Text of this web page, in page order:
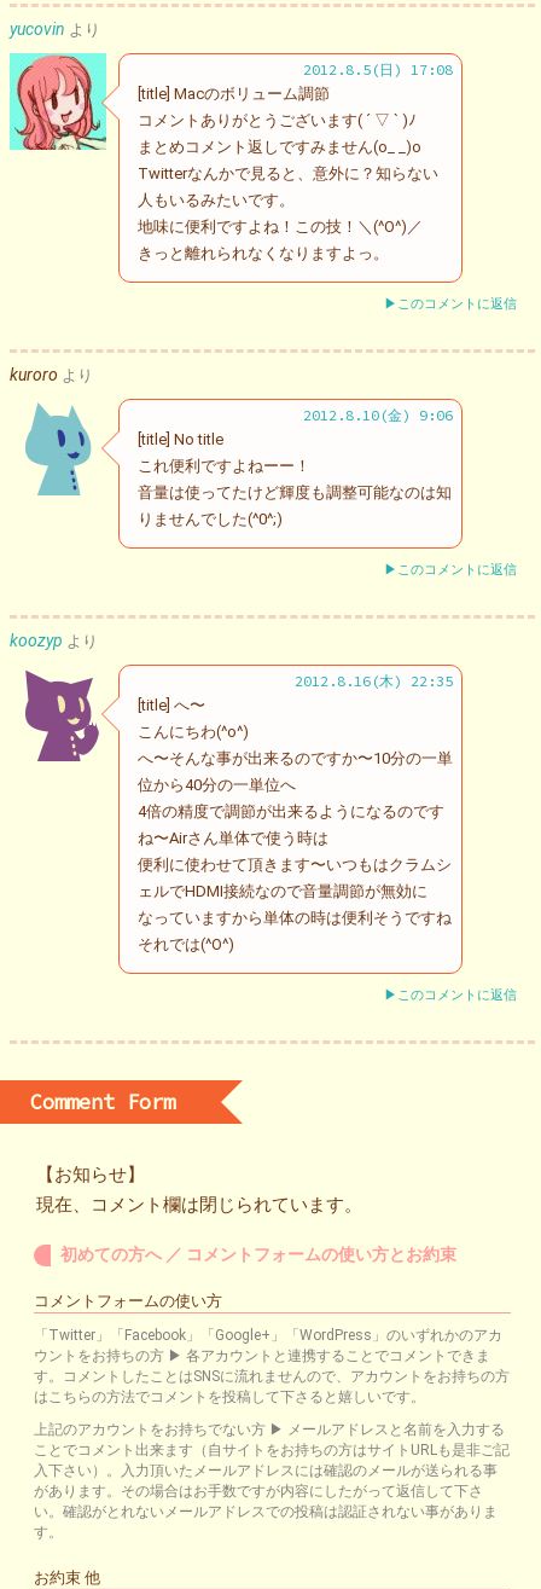
yucovin より
2012.8.5(日) 17:08
[title] Macのボリューム調節
コメントありがとうございます( ´ ▽ ` )ﾉ
まとめコメント返しですみません(o_ _)o
Twitterなんかで見ると、意外に？知らない
人もいるみたいです。
地味に便利ですよね！この技！＼(^O^)／
きっと離れられなくなりますよっ。
▶このコメントに返信
kuroro より
2012.8.10(金) 9:06
[title] No title
これ便利ですよねーー！
音量は使ってたけど輝度も調整可能なのは知
りませんでした(^0^;)
▶このコメントに返信
koozyp より
2012.8.16(木) 22:35
[title] へ〜
こんにちわ(^o^)
へ〜そんな事が出来るのですか〜10分の一単
位から40分の一単位へ
4倍の精度で調節が出来るようになるのです
ね〜Airさん単体で使う時は
便利に使わせて頂きます〜いつもはクラムシ
ェルでHDMI接続なので音量調節が無効に
なっていますから単体の時は便利そうですね
それでは(^O^)
▶このコメントに返信
Comment Form
【お知らせ】
現在、コメント欄は閉じられています。
初めての方へ ／ コメントフォームの使い方とお約束
コメントフォームの使い方
「Twitter」「Facebook」「Google+」「WordPress」のいずれかのアカ
ウントをお持ちの方 ▶ 各アカウントと連携することでコメントできま
す。コメントしたことはSNSに流れませんので、アカウントをお持ちの方
はこちらの方法でコメントを投稿して下さると嬉しいです。
上記のアカウントをお持ちでない方 ▶ メールアドレスと名前を入力する
ことでコメント出来ます（自サイトをお持ちの方はサイトURLも是非ご記
入下さい）。入力頂いたメールアドレスには確認のメールが送られる事
があります。その場合はお手数ですが内容にしたがって返信して下さ
い。確認がとれないメールアドレスでの投稿は認証されない事がありま
す。
お約束 他